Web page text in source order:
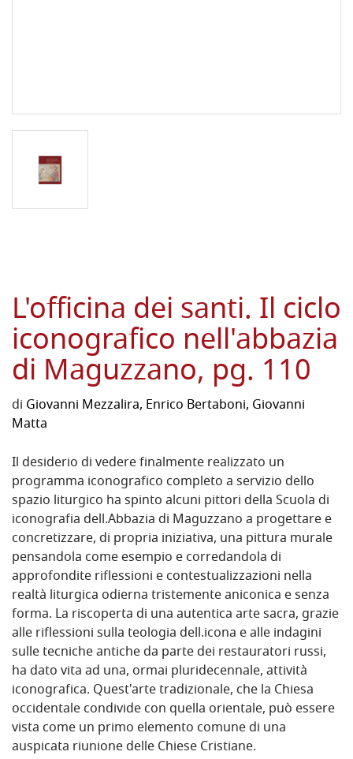
L'officina dei santi. Il ciclo
iconografico nell'abbazia
di Maguzzano, pg. 110
di Giovanni Mezzalira, Enrico Bertaboni, Giovanni
Matta
Il desiderio di vedere finalmente realizzato un
programma iconografico completo a servizio dello
spazio liturgico ha spinto alcuni pittori della Scuola di
iconografia dell.Abbazia di Maguzzano a progettare e
concretizzare, di propria iniziativa, una pittura murale
pensandola come esempio e corredandola di
approfondite riflessioni e contestualizzazioni nella
realtà liturgica odierna tristemente aniconica e senza
forma. La riscoperta di una autentica arte sacra, grazie
alle riflessioni sulla teologia dell.icona e alle indagini
sulle tecniche antiche da parte dei restauratori russi,
ha dato vita ad una, ormai pluridecennale, attività
iconografica. Quest'arte tradizionale, che la Chiesa
occidentale condivide con quella orientale, può essere
vista come un primo elemento comune di una
auspicata riunione delle Chiese Cristiane.